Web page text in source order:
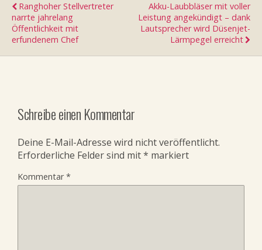
Ranghoher Stellvertreter
narrte jahrelang
Öffentlichkeit mit
erfundenem Chef
Akku-Laubbläser mit voller
Leistung angekündigt – dank
Lautsprecher wird Düsenjet-
Lärmpegel erreicht
Schreibe einen Kommentar
Deine E-Mail-Adresse wird nicht veröffentlicht.
Erforderliche Felder sind mit* markiert
Kommentar*